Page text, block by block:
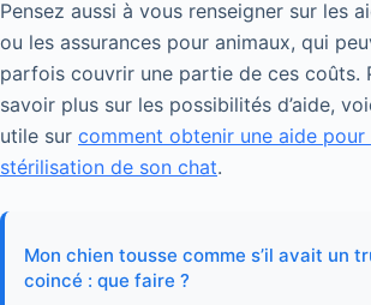
Pensez aussi à vous renseigner sur les
ou les assurances pour animaux, qui
parfois couvrir une partie de ces coûts.
savoir plus sur les possibilités d’aide,
utile sur comment obtenir une aide pour
stérilisation de son chat.
Mon chien tousse comme s’il avait un
coincé : que faire ?